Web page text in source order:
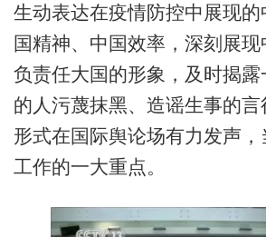
生动表达在疫情防控中展现的
国精神、中国效率，深刻展
负责任大国的形象，及时揭
的人污蔑抹黑、造谣生事的
形式在国际舆论场有力发声，
工作的一大重点。